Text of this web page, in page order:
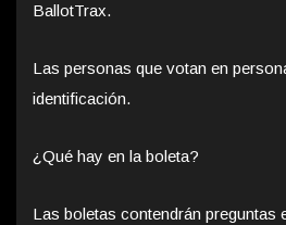
BallotTrax.
Las personas que votan en
identificación.
¿Qué hay en la boleta?
Las boletas contendrán preguntas